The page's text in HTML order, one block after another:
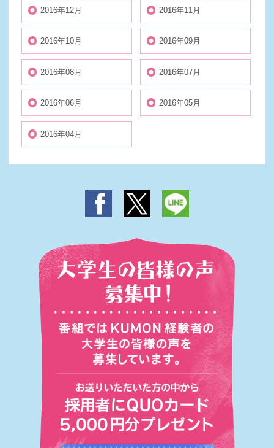
2016年12月 2016年11月
2016年10月 2016年09月
2016年08月 2016年07月
2016年06月 2016年05月
2016年04月